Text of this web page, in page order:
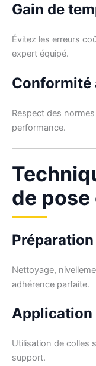
Gain de
Évitez les erreurs
expert équipé.
Conformité
Respect des
performance.
de
Nettoyage,
adhérence parfaite.
Application
Utilisation de colles
support.